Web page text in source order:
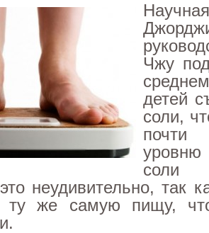
Чжу
детей
соли,
соли
неудивительно, так
ту же самую пищу,